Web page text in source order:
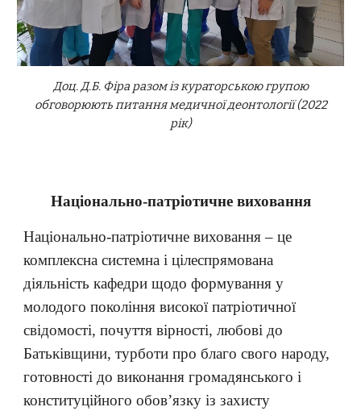
Доц. Д.Б. Фіра разом із кураторською групою
обговорюють питання медичної деонтології (2022
рік)
Національно-патріотичне виховання
Національно-патріотичне виховання – це
комплексна системна і цілеспрямована
діяльність кафедри щодо формування у
молодого покоління високої патріотичної
свідомості, почуття вірності, любові до
Батьківщини, турботи про благо свого народу,
готовності до виконання громадянського і
конституційного обов’язку із захисту